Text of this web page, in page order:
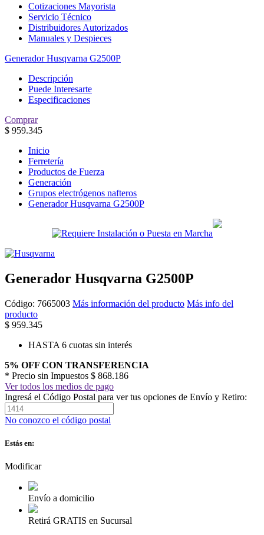
Cotizaciones Mayorista
Servicio Técnico
Distribuidores Autorizados
Manuales y Despieces
Generador Husqvarna G2500P
Descripción
Puede Interesarte
Especificaciones
Comprar
$ 959.345
Inicio
Ferretería
Productos de Fuerza
Generación
Grupos electrógenos nafteros
Generador Husqvarna G2500P
Generador Husqvarna G2500P
Código: 7665003 Más información del producto Más info del
producto
$ 959.345
HASTA 6 cuotas sin interés
5% OFF CON TRANSFERENCIA
* Precio sin Impuestos $ 868.186
Ver todos los medios de pago
Ingresá el Código Postal para ver tus opciones de Envío y Retiro:
No conozco el código postal
Estás en:
Modificar
Envío a domicilio
Retirá GRATIS en Sucursal